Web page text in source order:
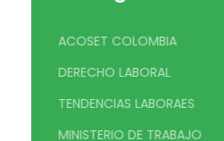
ACOSET COLOMBIA
DERECHO LABORAL
TENDENCIAS LABORAES
MINISTERIO DE TRABAJO